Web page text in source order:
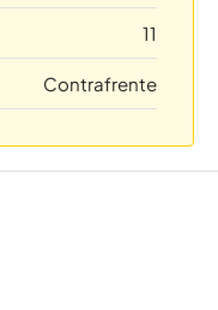
11
Contrafrente